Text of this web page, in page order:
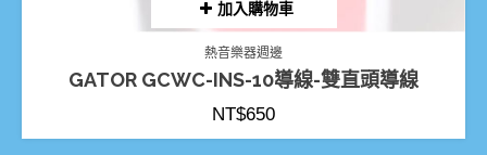
加入購物車
熱音樂器週邊
GATOR GCWC-INS-10導線-雙直頭導線
NT$650